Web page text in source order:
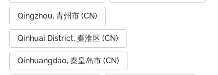
Qingzhou, 青州市 (CN)
Qinhuai District, 秦淮区 (CN)
Qinhuangdao, 秦皇岛市 (CN)